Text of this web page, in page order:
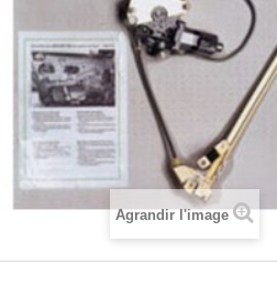
Agrandir l'image